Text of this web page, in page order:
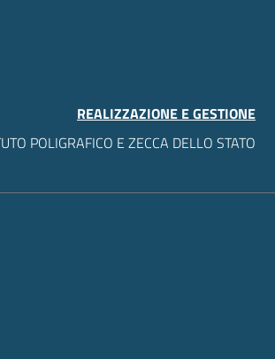
REALIZZAZIONE E GESTIONE
POLIGRAFICO E ZECCA DELLO STATO
Utili